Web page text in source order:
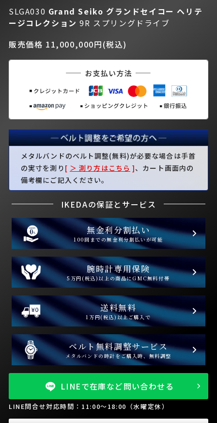
SLGA030 Grand Seiko グランドセイコー ヘリテ
ージコレクション9R スプリングドライブ
販売価格 11,000,000円(税込)
メタルバンドのベルト調整(無料)が必要な場合は手首
の実寸を測り [ ＞ 測り方はこちら ]、カート画面内の
備考欄にご記入ください。
IKEDAの保証とサービス
無金利分割払い
100回までの無金利分割払いが可能
腕時計専用保険
5万円(税込)以上の商品にGMC無料付帯
送料無料
1万円(税込)以上ご購入で
ベルト無料調整サービス
メタルバンドの時計をご購入時、無料調整
LINEで在庫など問い合わせる
LINE問合せ対応時間：11:00～18:00（水曜定休）